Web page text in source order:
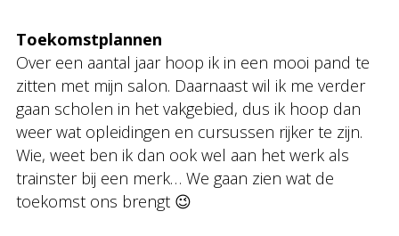
Toekomstplannen
Over een aantal jaar hoop ik in een mooi pand te
zitten met mijn salon. Daarnaast wil ik me verder
gaan scholen in het vakgebied, dus ik hoop dan
weer wat opleidingen en cursussen rijker te zijn.
Wie, weet ben ik dan ook wel aan het werk als
trainster bij een merk… We gaan zien wat de
toekomst ons brengt 😉